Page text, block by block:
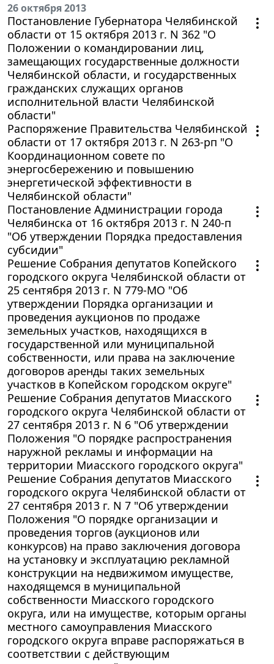
26 октября 2013
Постановление Губернатора Челябинской
области от 15 октября 2013 г. N 362 "О
Положении о командировании лиц,
замещающих государственные должности
Челябинской области, и государственных
гражданских служащих органов
исполнительной власти Челябинской
области"
Распоряжение Правительства Челябинской
области от 17 октября 2013 г. N 263-рп "О
Координационном совете по
энергосбережению и повышению
энергетической эффективности в
Челябинской области"
Постановление Администрации города
Челябинска от 16 октября 2013 г. N 240-п
"Об утверждении Порядка предоставления
субсидии"
Решение Собрания депутатов Копейского
городского округа Челябинской области от
25 сентября 2013 г. N 779-МО "Об
утверждении Порядка организации и
проведения аукционов по продаже
земельных участков, находящихся в
государственной или муниципальной
собственности, или права на заключение
договоров аренды таких земельных
участков в Копейском городском округе"
Решение Собрания депутатов Миасского
городского округа Челябинской области от
27 сентября 2013 г. N 6 "Об утверждении
Положения "О порядке распространения
наружной рекламы и информации на
территории Миасского городского округа"
Решение Собрания депутатов Миасского
городского округа Челябинской области от
27 сентября 2013 г. N 7 "Об утверждении
Положения "О порядке организации и
проведения торгов (аукционов или
конкурсов) на право заключения договора
на установку и эксплуатацию рекламной
конструкции на недвижимом имуществе,
находящемся в муниципальной
собственности Миасского городского
округа, или на имуществе, которым органы
местного самоуправления Миасского
городского округа вправе распоряжаться в
соответствии с действующим